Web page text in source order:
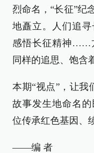
烈命名，“长征”纪
地矗立。人们追寻
感悟长征精神……
同样的追思、饱含
本期“视点”，让我
故事发生地命名
位传承红色基因、
——编 者